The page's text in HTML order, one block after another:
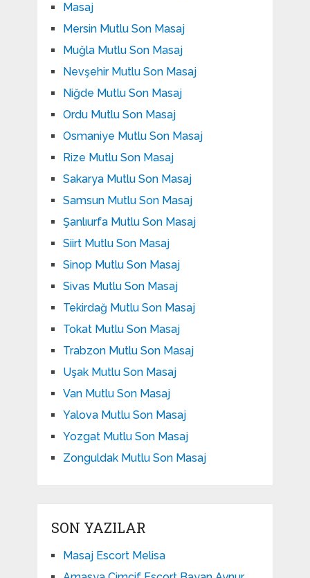
Masaj
Mersin Mutlu Son Masaj
Muğla Mutlu Son Masaj
Nevşehir Mutlu Son Masaj
Niğde Mutlu Son Masaj
Ordu Mutlu Son Masaj
Osmaniye Mutlu Son Masaj
Rize Mutlu Son Masaj
Sakarya Mutlu Son Masaj
Samsun Mutlu Son Masaj
Şanlıurfa Mutlu Son Masaj
Siirt Mutlu Son Masaj
Sinop Mutlu Son Masaj
Sivas Mutlu Son Masaj
Tekirdağ Mutlu Son Masaj
Tokat Mutlu Son Masaj
Trabzon Mutlu Son Masaj
Uşak Mutlu Son Masaj
Van Mutlu Son Masaj
Yalova Mutlu Son Masaj
Yozgat Mutlu Son Masaj
Zonguldak Mutlu Son Masaj
SON YAZILAR
Masaj Escort Melisa